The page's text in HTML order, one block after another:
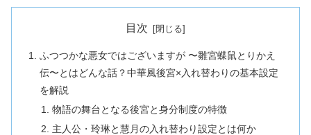
目次
ふつつかな悪女ではございますが 〜雛宮蝶鼠とりかえ
伝〜とはどんな話？中華風後宮×入れ替わりの基本設定
を解説
物語の舞台となる後宮と身分制度の特徴
主人公・玲琳と慧月の入れ替わり設定とは何か